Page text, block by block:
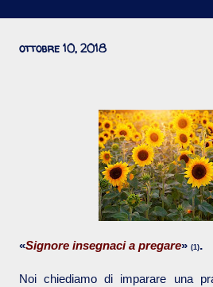
ottobre 10, 2018
«Signore insegnaci a pregare» (1).
Noi chiediamo di imparare una